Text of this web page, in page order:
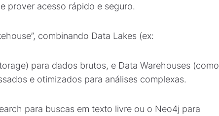
prover acesso rápido e seguro.
combinando Data Lakes (ex:
para dados brutos, e Data Warehouses (como
e otimizados para análises complexas.
para buscas em texto livre ou o Neo4j para